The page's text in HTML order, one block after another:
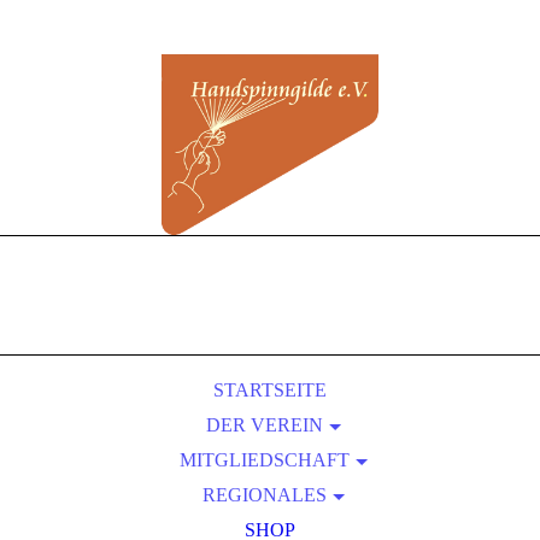
STARTSEITE
DER VEREIN
ÜBER UNS
SATZUNG
PRESSEBEREICH
MITGLIEDSCHAFT
BEITRITT
VORTEILE EINER MITGLIEDSCHAFT
REGIONALES
KURSLEITER-VERZEICHNIS
SHOP